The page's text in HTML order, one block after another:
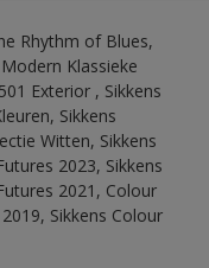
Rhythm of Blues,
Klassieke
Exterior , Sikkens
Sikkens
Witten, Sikkens
2023, Sikkens
2021, Colour
Sikkens Colour